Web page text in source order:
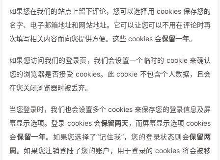
如果您在我们的站点上留下评论，您可以选择用 cookies 保存您的
名字、电子邮箱地址和网站地址。它可以让您可以不用在评论时再
次填写相关内容而向您提供方便。这些 cookies 会保留一年。
如果您访问我们的登录页，我们会设置一个临时的 cookie 来确认
您的浏览器是否接受 cookies。此 cookie 不包含个人数据，且会
在您关闭浏览器时被丢弃。
当您登录时，我们也会设置多个 cookies 来保存您的登录信息及屏
幕显示选项。登录 cookies 会保留两天，而屏幕显示选项 cookies
会保留一年。如果您选择了“记住我”，您的登录状态则会保留两
周。如果您注销登陆了您的账户，用于登录的 cookies 将会被移